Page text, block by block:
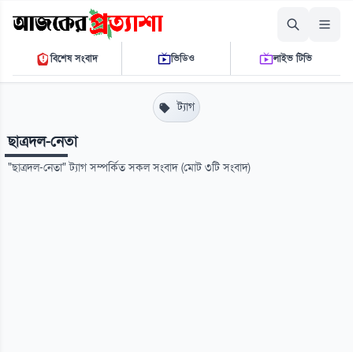
শুক্রবার, ০৭ আগস্ট ২০২৬
০৩ ৫৭ ১৫ পি.এম.THE DAILY AJKER PROTTASHA
বিশেষ সংবাদ ভিডিও লাইভ টিভি
ট্যাগ
ছাত্রদল-নেতা
"ছাত্রদল-নেতা" ট্যাগ সম্পর্কিত সকল সংবাদ (মোট ৩টি সংবাদ)